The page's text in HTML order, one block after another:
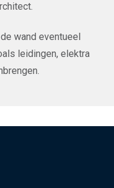
wand eventueel
leidingen, elektra